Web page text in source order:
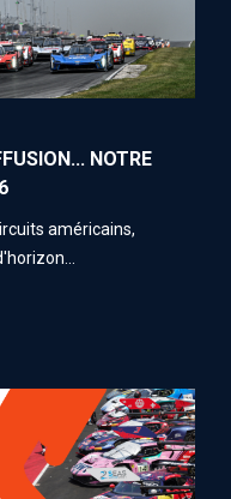
NOTRE
américains,